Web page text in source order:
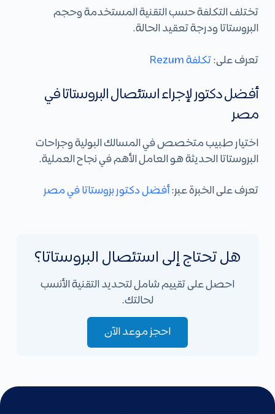
تختلف التكلفة حسب التقنية المستخدمة وحجم
البروستاتا ودرجة تعقيد الحالة.
تعرف على:تكلفة Rezum
أفضل دكتور لإجراء استئصال البروستاتا في
مصر
اختيار طبيب متخصص في المسالك البولية وجراحات
البروستاتا الحديثة هو العامل الأهم في نجاح العملية.
تعرف على الخبرة عبر:أفضل دكتور بروستاتا في مصر
هل تحتاج إلى استئصال البروستاتا؟
احصل على تقييم شامل لتحديد التقنية الأنسب
لحالتك.
احجز موعد الآن